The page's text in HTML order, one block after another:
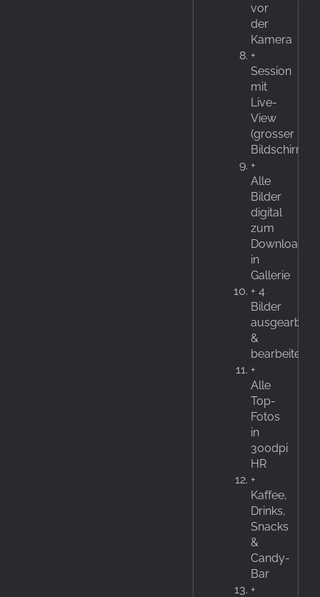
vor
der
Kamera
+
Session
mit
Live-
View
(grosser
Bildschirm)
+
Alle
Bilder
digital
zum
Download
in
Gallerie
+ 4
Bilder
&
bearbeitet
+
Alle
Top-
Fotos
in
300dpi
HR
+
Kaffee,
Drinks,
Snacks
&
Candy-
Bar
+